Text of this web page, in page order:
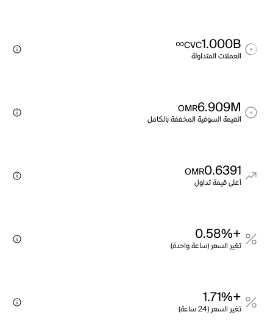
1.000B
CVC
∞
العملات المتداولة
6.909M
OMR
القيمة السوقية المخففة بالكامل
0.6391
OMR
أعلى قيمة تداول
+0.58%
تغير السعر (ساعة واحدة)
+1.71%
تغير السعر (24 ساعة)